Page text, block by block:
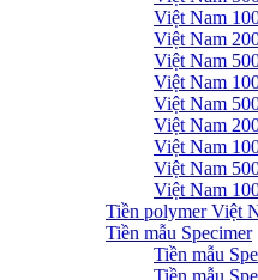
Việt Nam
Việt Nam
Việt Nam
Việt Nam
Việt Nam
Việt Nam
Việt Nam
Việt Nam
Việt Nam
Tiền polymer Việt
Tiền mẫu Specimer
Tiền mẫu
Tiền mẫu